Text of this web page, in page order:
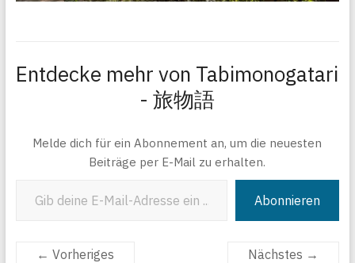
Entdecke mehr von Tabimonogatari
- 旅物語
Melde dich für ein Abonnement an, um die neuesten
Beiträge per E-Mail zu erhalten.
Abonnieren
← Vorheriges Nächstes →